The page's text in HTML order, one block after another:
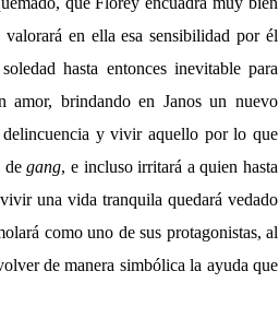
valorará en ella esa sensibilidad por él
hasta entonces inevitable para
amor, brindando en Janos un nuevo
y vivir aquello por lo que
degang, e incluso irritará a quien hasta
una vida tranquila quedará vedado
como uno de sus protagonistas, al
de manera simbólica la ayuda que